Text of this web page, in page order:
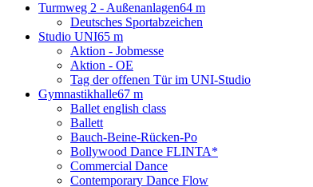
Turmweg 2 - Außenanlagen64 m
Deutsches Sportabzeichen
Studio UNI65 m
Aktion - Jobmesse
Aktion - OE
Tag der offenen Tür im UNI-Studio
Gymnastikhalle67 m
Ballet english class
Ballett
Bauch-Beine-Rücken-Po
Bollywood Dance FLINTA*
Commercial Dance
Contemporary Dance Flow